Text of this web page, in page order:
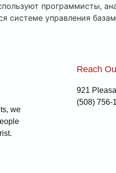
программисты,
системе управления
we
Reach
921
(508) 756-